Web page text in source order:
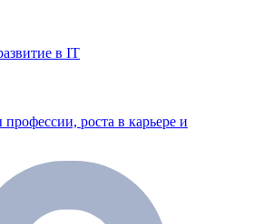
в IT
роста в карьере и